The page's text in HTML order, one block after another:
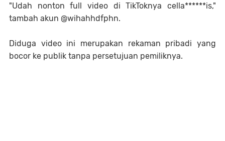
"Udah nonton full video di TikToknya cella******is,"
tambah akun @wihahhdfphn.
Diduga video ini merupakan rekaman pribadi yang
bocor ke publik tanpa persetujuan pemiliknya.